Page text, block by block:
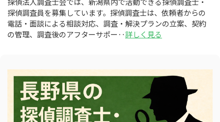
探偵調査員を募集しています。探偵調査士は、依頼者からの
電話・面談による相談対応、調査・解決プランの立案、契約
の管理、調査後のアフターサポー‥詳しく見る